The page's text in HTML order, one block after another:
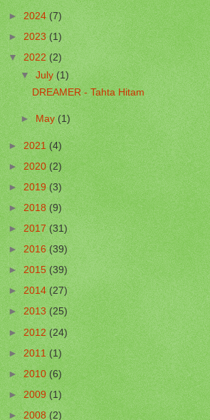
►2024(7)
►2023(1)
▼2022 (2)
▼ July(1)
DREAMER - Tahta Hitam
► May(1)
►2021(4)
►2020(2)
►2019 (3)
►2018(9)
►2017(31)
►2016(39)
►2015 (39)
►2014(27)
►2013 (25)
►2012(24)
►2011(1)
►2010(6)
►2009(1)
►2008(2)